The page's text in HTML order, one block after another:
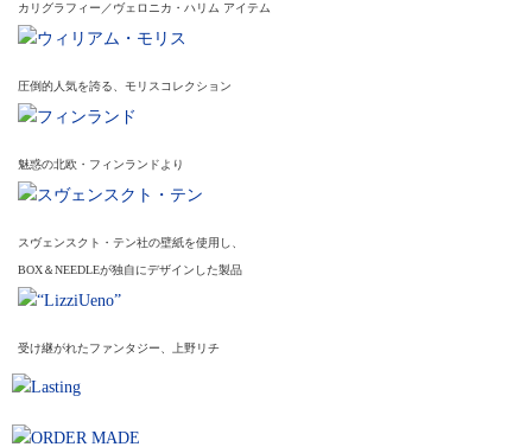
カリグラフィー／ヴェロニカ・ハリム アイテム
圧倒的人気を誇る、モリスコレクション
魅惑の北欧・フィンランドより
スヴェンスクト・テン社の壁紙を使用し、
BOX＆NEEDLEが独自にデザインした製品
受け継がれたファンタジー、上野リチ